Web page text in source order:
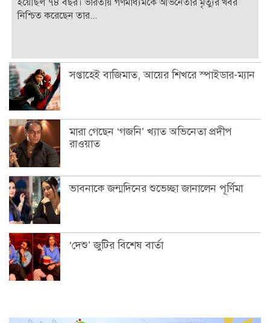
নিশ্চিত করেছেন তার...
সপ্তাহেই বাজিমাত, আয়ের শিখরে স্পাইডার-ম্যান
মারা গেছেন ‘গজনি’ খ্যাত অভিনেতা প্রদীপ
রাওয়াত
ভাবনাকে জন্মদিনের শুভেচ্ছা জানালেন পূর্ণিমা
‘দেশু’ জুটির বিশেষ বার্তা